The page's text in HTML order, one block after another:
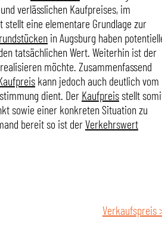
verlässlichen Kaufpreises, im
eine elementare Grundlage zur
in Augsburg haben
tatsächlichen Wert. Weiterhin ist der
realisieren möchte. Zusammenfassend
kann jedoch auch deutlich vom
dient. Der Kaufpreis stellt
sowie einer konkreten Situation zu
bereit so ist derVerkehrswert
Verkaufspreis